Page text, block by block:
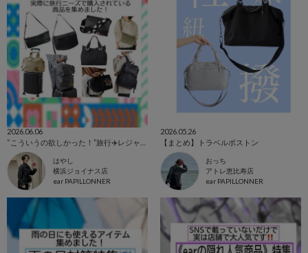
2026.06.06
はやし
横浜ジョイナス店
ear PAPILLONNER
2026.05.26
【まとめ】トラベルボストン
おっち
アトレ恵比寿店
ear PAPILLONNER